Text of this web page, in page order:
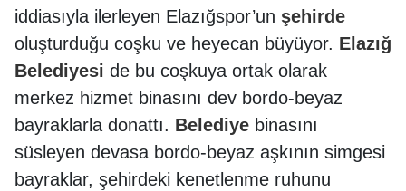
iddiasıyla ilerleyen Elazığspor’un şehirde
oluşturduğu coşku ve heyecan büyüyor. Elazığ
Belediyesi de bu coşkuya ortak olarak
merkez hizmet binasını dev bordo-beyaz
bayraklarla donattı. Belediye binasını
süsleyen devasa bordo-beyaz aşkının simgesi
bayraklar, şehirdeki kenetlenme ruhunu